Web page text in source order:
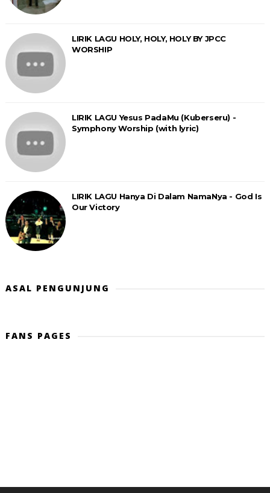
LIRIK LAGU HOLY, HOLY, HOLY BY JPCC
WORSHIP
LIRIK LAGU Yesus PadaMu (Kuberseru) -
Symphony Worship (with lyric)
LIRIK LAGU Hanya Di Dalam NamaNya - God Is
Our Victory
ASAL PENGUNJUNG
FANS PAGES